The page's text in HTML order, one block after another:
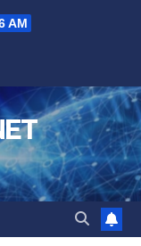
AM